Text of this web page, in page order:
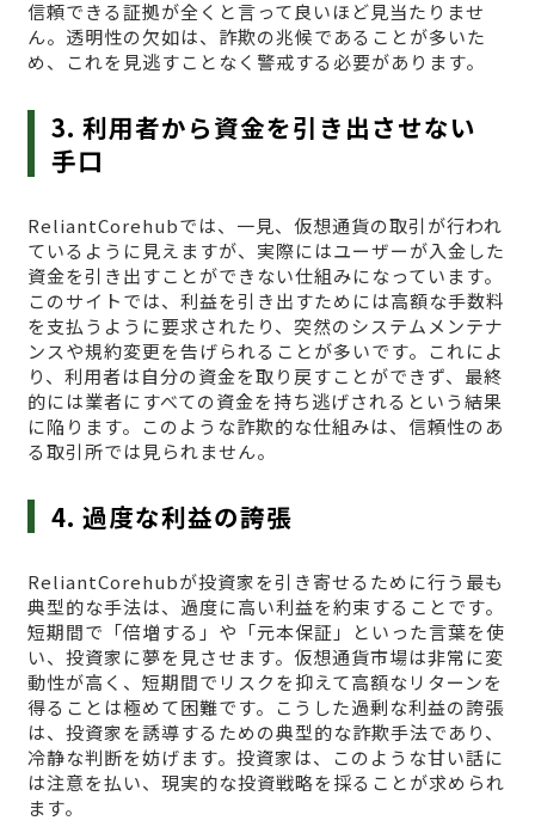
信頼できる証拠が全くと言って良いほど見当たりませ
ん。透明性の欠如は、詐欺の兆候であることが多いた
め、これを見逃すことなく警戒する必要があります。
3. 利用者から資金を引き出させない
手口
ReliantCorehubでは、一見、仮想通貨の取引が行われ
ているように見えますが、実際にはユーザーが入金した
資金を引き出すことができない仕組みになっています。
このサイトでは、利益を引き出すためには高額な手数料
を支払うように要求されたり、突然のシステムメンテナ
ンスや規約変更を告げられることが多いです。これによ
り、利用者は自分の資金を取り戻すことができず、最終
的には業者にすべての資金を持ち逃げされるという結果
に陥ります。このような詐欺的な仕組みは、信頼性のあ
る取引所では見られません。
4. 過度な利益の誇張
ReliantCorehubが投資家を引き寄せるために行う最も
典型的な手法は、過度に高い利益を約束することです。
短期間で「倍増する」や「元本保証」といった言葉を使
い、投資家に夢を見させます。仮想通貨市場は非常に変
動性が高く、短期間でリスクを抑えて高額なリターンを
得ることは極めて困難です。こうした過剰な利益の誇張
は、投資家を誘導するための典型的な詐欺手法であり、
冷静な判断を妨げます。投資家は、このような甘い話に
は注意を払い、現実的な投資戦略を採ることが求められ
ます。